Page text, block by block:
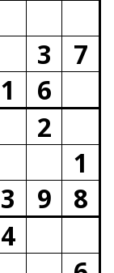
3
7
1
6
2
1
3 9
8
4